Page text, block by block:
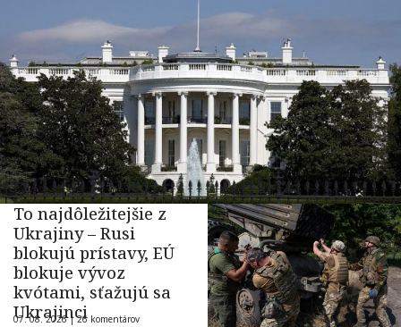
To najdôležitejšie z
Ukrajiny – Rusi
blokujú prístavy, EÚ
blokuje vývoz
kvótami, sťažujú sa
Ukrajinci
07. 08. 2026 |26 komentárov